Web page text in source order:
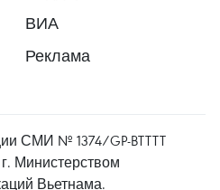
ВИА
Реклама
СМИ № 1374/GP-BTTTT
Министерством
Вьетнама.